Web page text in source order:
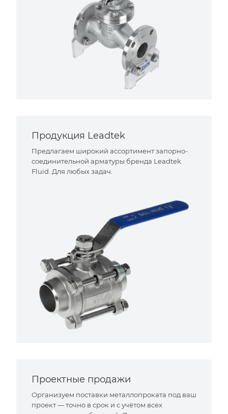
Продукция Leadtek
Предлагаем широкий ассортимент запорно-
соединительной арматуры бренда Leadtek
Fluid. Для любых задач.
Проектные продажи
Организуем поставки металлопроката под ваш
проект — точно в срок и с учётом всех